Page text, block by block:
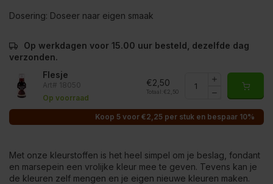
Dosering: Doseer naar eigen smaak
Op werkdagen voor 15.00 uur besteld, dezelfde dag
verzonden.
Flesje
Art# 18050
Op voorraad
€2,50
Totaal: €2,50
Koop 5 voor €2,25 per stuk en bespaar 10%
Met onze kleurstoffen is het heel simpel om je beslag, fondant
en marsepein een vrolijke kleur mee te geven. Tevens kan je
de kleuren zelf mengen en je eigen nieuwe kleuren maken.